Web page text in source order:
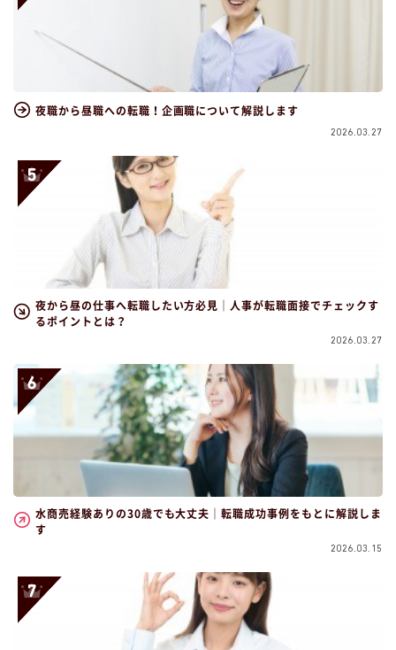
夜職から昼職への転職！企画職について解説します
2026.03.27
夜から昼の仕事へ転職したい方必見｜人事が転職面接でチェックす
るポイントとは？
2026.03.27
水商売経験ありの30歳でも大丈夫｜転職成功事例をもとに解説しま
す
2026.03.15